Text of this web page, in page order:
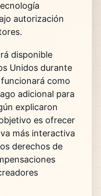
autorización
disponible
Unidos durante
como
adicional para
explicaron
es ofrecer
más interactiva
derechos de